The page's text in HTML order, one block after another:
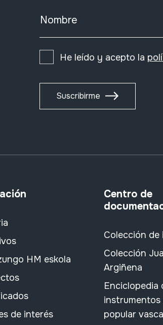
Nombre
He leído y acepto la
Suscribirme
HM eskola
de interés
Centro de
Colección
Colección
Argiñena
Enciclopedia
instrumentos
popular vasca